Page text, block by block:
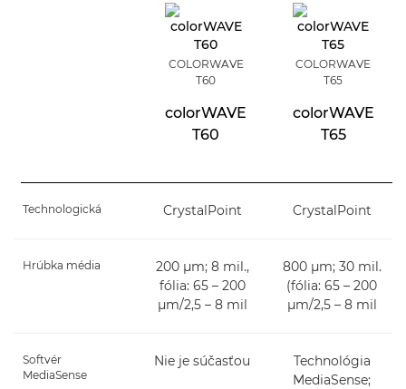
COLORWAVE
T60
colorWAVE
T60
COLORWAVE
T65
colorWAVE
T65
Technologická CrystalPoint CrystalPoint
Hrúbka média
200 µm; 8 mil.,
fólia: 65 – 200
µm/2,5 – 8 mil
800 µm; 30 mil.
(fólia: 65 – 200
µm/2,5 – 8 mil
Softvér
MediaSense
Nie je súčasťou
Technológia
MediaSense;